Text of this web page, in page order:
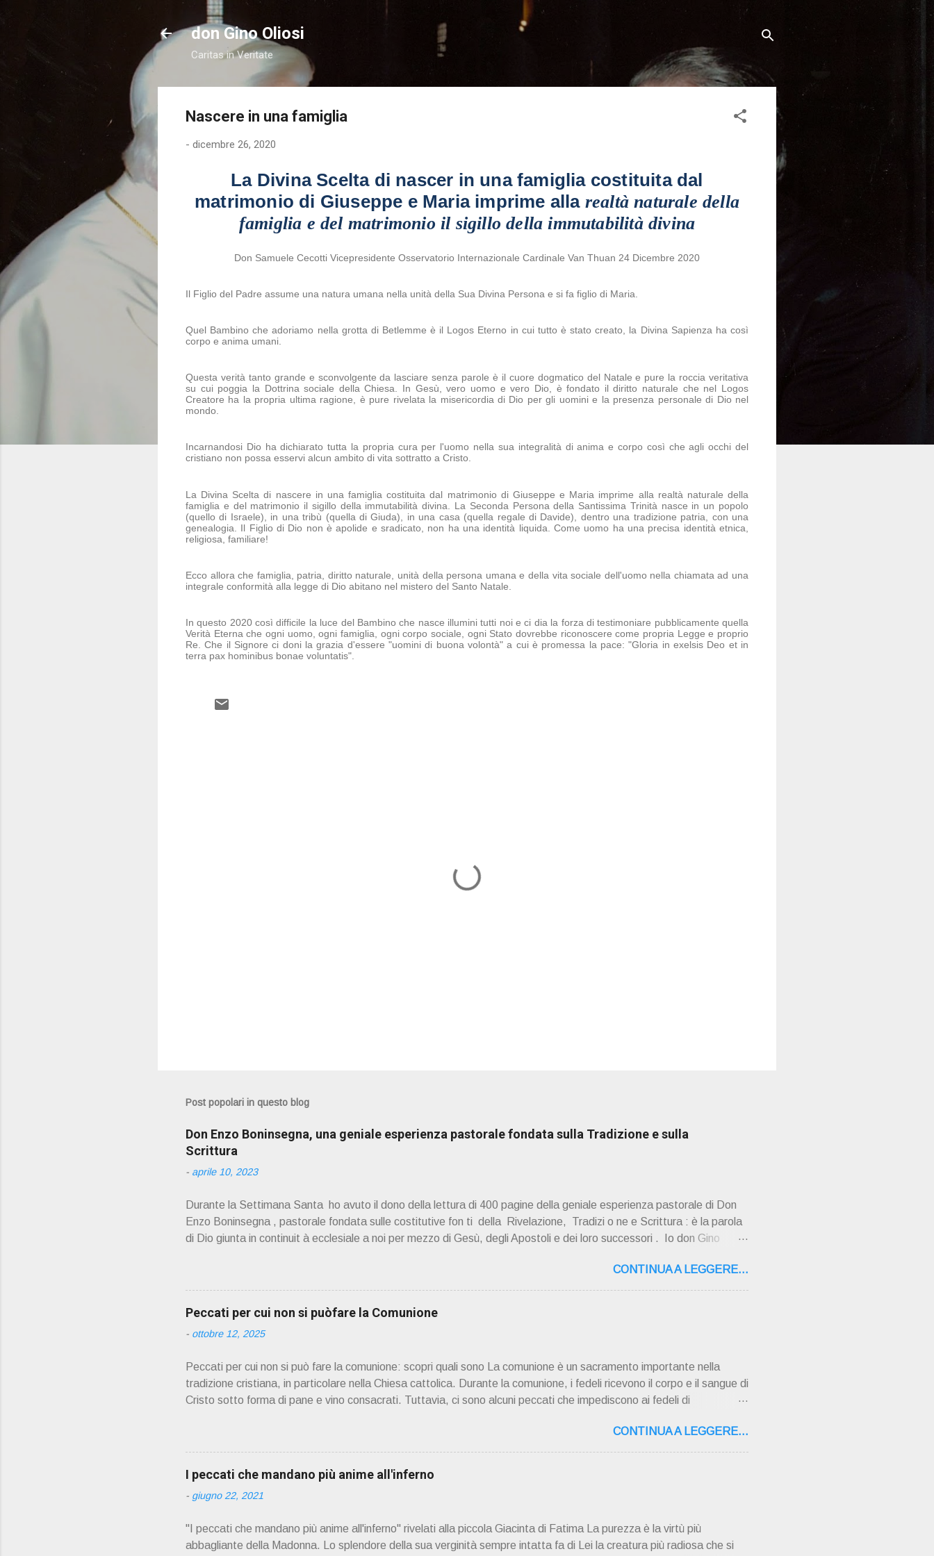
Passa ai contenuti principali
don Gino Oliosi
Caritas in Veritate
Nascere in una famiglia
- dicembre 26, 2020
La Divina Scelta di nascer in una famiglia costituita dal
matrimonio di Giuseppe e Maria imprime alla realtà naturale della
famiglia e del matrimonio il sigillo della immutabilità divina
Don Samuele Cecotti Vicepresidente Osservatorio Internazionale Cardinale Van Thuan 24 Dicembre 2020
Il Figlio del Padre assume una natura umana nella unità della Sua Divina Persona e si fa figlio di Maria.
Quel Bambino che adoriamo nella grotta di Betlemme è il Logos Eterno in cui tutto è stato creato, la Divina Sapienza ha così
corpo e anima umani.
Questa verità tanto grande e sconvolgente da lasciare senza parole è il cuore dogmatico del Natale e pure la roccia veritativa
su cui poggia la Dottrina sociale della Chiesa. In Gesù, vero uomo e vero Dio, è fondato il diritto naturale che nel Logos
Creatore ha la propria ultima ragione, è pure rivelata la misericordia di Dio per gli uomini e la presenza personale di Dio nel
mondo.
Incarnandosi Dio ha dichiarato tutta la propria cura per l'uomo nella sua integralità di anima e corpo così che agli occhi del
cristiano non possa esservi alcun ambito di vita sottratto a Cristo.
La Divina Scelta di nascere in una famiglia costituita dal matrimonio di Giuseppe e Maria imprime alla realtà naturale della
famiglia e del matrimonio il sigillo della immutabilità divina. La Seconda Persona della Santissima Trinità nasce in un popolo
(quello di Israele), in una tribù (quella di Giuda), in una casa (quella regale di Davide), dentro una tradizione patria, con una
genealogia. Il Figlio di Dio non è apolide e sradicato, non ha una identità liquida. Come uomo ha una precisa identità etnica,
religiosa, familiare!
Ecco allora che famiglia, patria, diritto naturale, unità della persona umana e della vita sociale dell'uomo nella chiamata ad una
integrale conformità alla legge di Dio abitano nel mistero del Santo Natale.
In questo 2020 così difficile la luce del Bambino che nasce illumini tutti noi e ci dia la forza di testimoniare pubblicamente quella
Verità Eterna che ogni uomo, ogni famiglia, ogni corpo sociale, ogni Stato dovrebbe riconoscere come propria Legge e proprio
Re. Che il Signore ci doni la grazia d'essere "uomini di buona volontà" a cui è promessa la pace: "Gloria in exelsis Deo et in
terra pax hominibus bonae voluntatis".
Post popolari in questo blog
Don Enzo Boninsegna, una geniale esperienza pastorale fondata sulla Tradizione e sulla
Scrittura
- aprile 10, 2023
Durante la Settimana Santa ho avuto il dono della lettura di 400 pagine della geniale esperienza pastorale di Don
Enzo Boninsegna , pastorale fondata sulle costitutive fon ti della Rivelazione, Tradizi o ne e Scrittura : è la parola
di Dio giunta in continuit à ecclesiale a noi per mezzo di Gesù, degli Apostoli e dei loro successori . Io don Gino
scelto come Confessore. Del suo volume " ERO "CURATO" …ora son "da curare" pubblico la sua "
PRESENTAZIONE" D on Enzo Boninsegna , per ordinazioni Via San Giovanni Pupatoro,16 – 37134 Verona Tel.
045 8201679 – Cell. 338990 8824 PRESENTAZIONE R icordo che qualche secolo fa … "secolo" fa, da giovane
prete, ho letto un bellissimo libro di Georges Bernanos , " DIARIO DI UN CURATO DI CAMPAGNA ". È ispira...
CONTINUA A LEGGERE...
Peccati per cui non si puòfare la Comunione
- ottobre 12, 2025
Peccati per cui non si può fare la comunione: scopri quali sono La comunione è un sacramento importante nella
tradizione cristiana, in particolare nella Chiesa cattolica. Durante la comunione, i fedeli ricevono il corpo e il sangue di
Cristo sotto forma di pane e vino consacrati. Tuttavia, ci sono alcuni peccati che impediscono ai fedeli di
confessione prima di poter ricevere la comunione nuovamente. 📖 Indice dei contenuti Peccati gravi o mortali
Adulterio Furto Idolatria Frode Occultismo Peccati gravi o mortali I peccati gravi o mortali sono azioni che vanno
contro i comandamenti di Dio in modo grave e deliberato. Questi peccati sono considerati gravi perché danneggiano
la relazione con Dio e con gli altri. Quando una persona commette un peccato grave, si separa dalla grazia di Dio e
non può partecipare pienamente alla vita sacramentale della Chiesa. La Chiesa cattolica insegn...
CONTINUA A LEGGERE...
I peccati che mandano più anime all'inferno
- giugno 22, 2021
"I peccati che mandano più anime all'inferno" rivelati alla piccola Giacinta di Fatima La purezza è la virtù più
abbagliante della Madonna. Lo splendore della sua verginità sempre intatta fa di Lei la creatura più radiosa che si